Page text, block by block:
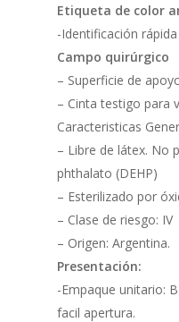
Etiqueta de color
-Identificación
Campo quirúrgico
– Superficie de
– Cinta testigo para
Caracteristicas
– Libre de látex. No
phthalato (DEHP)
– Esterilizado por
– Clase de riesgo: IV
– Origen: Argentina.
Presentación:
-Empaque unitario:
facil apertura.